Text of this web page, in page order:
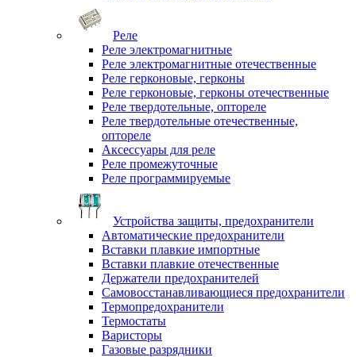
Реле
Реле электромагнитные
Реле электромагнитные отечественные
Реле герконовые, герконы
Реле герконовые, герконы отечественные
Реле твердотельные, оптореле
Реле твердотельные отечественные,
оптореле
Аксессуары для реле
Реле промежуточные
Реле программируемые
Устройства защиты, предохранители
Автоматические предохранители
Вставки плавкие импортные
Вставки плавкие отечественные
Держатели предохранителей
Самовосстанавливающиеся предохранители
Термопредохранители
Термостаты
Варисторы
Газовые разрядники